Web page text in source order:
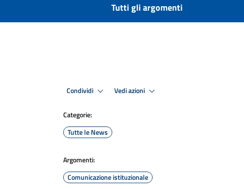
Tutti gli argomenti
Condividi Vedi azioni
Categorie:
Tutte le News
Argomenti:
Comunicazione istituzionale